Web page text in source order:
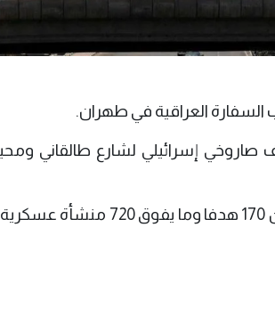
السفارة العراقية في طهران.
صاروخي إسرائيلي لشارع طالقاني
وفي وقت سابق، قال الجيش الإسرائيلي إنه هاجم أكثر